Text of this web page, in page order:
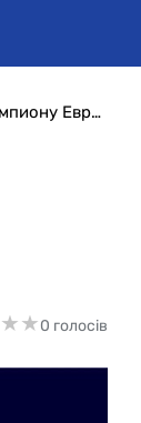
Финалиссима-2022. Сборная Аргентины преподала жестокий урок чемпиону Европы
★★
★★0 голосів